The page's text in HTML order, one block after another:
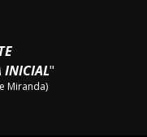
INICIAL"
Miranda)